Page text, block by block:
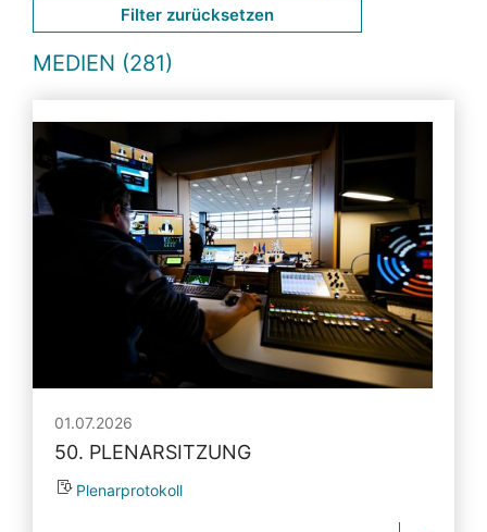
Filter zurücksetzen
MEDIEN (281)
01.07.2026
50. PLENARSITZUNG
Plenarprotokoll